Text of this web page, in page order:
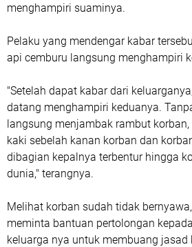
menghampiri suaminya.
Pelaku yang mendengar kabar
api cemburu langsung menghampiri
"Setelah dapat kabar dari
datang menghampiri keduanya.
langsung menjambak rambut
kaki sebelah kanan korban dan
dibagian kepalnya terbentur hingga
dunia," terangnya.
Melihat korban sudah tidak
meminta bantuan pertolongan
keluarga nya untuk membuang jasad